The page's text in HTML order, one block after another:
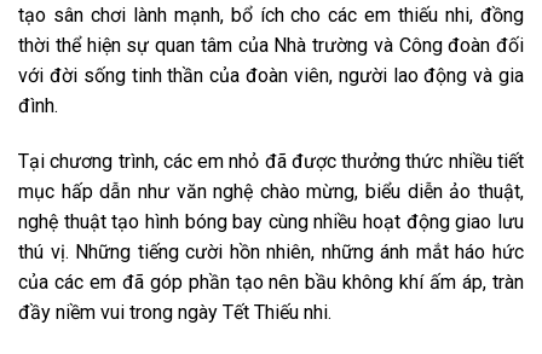
tạo sân chơi lành mạnh, bổ ích cho các em thiếu nhi, đồng
thời thể hiện sự quan tâm của Nhà trường và Công đoàn đối
với đời sống tinh thần của đoàn viên, người lao động và gia
đình.
Tại chương trình, các em nhỏ đã được thưởng thức nhiều tiết
mục hấp dẫn như văn nghệ chào mừng, biểu diễn ảo thuật,
nghệ thuật tạo hình bóng bay cùng nhiều hoạt động giao lưu
thú vị. Những tiếng cười hồn nhiên, những ánh mắt háo hức
của các em đã góp phần tạo nên bầu không khí ấm áp, tràn
đầy niềm vui trong ngày Tết Thiếu nhi.